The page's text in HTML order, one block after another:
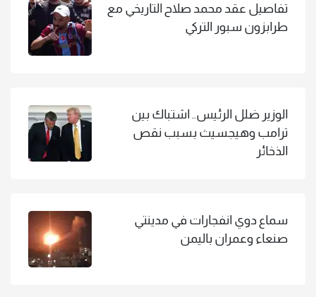
تفاصيل عقد محمد صلاح التاريخي مع
طرابزون سبور التركي
الوزير ضلل الرئيس.. اشتباك بين
ترامب وهيجسيث بسبب نقص
الذخائر
سماع دوي انفجارات في مدينتي
صنعاء وعمران باليمن